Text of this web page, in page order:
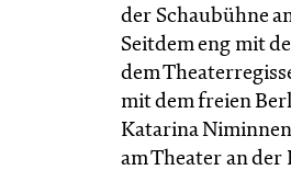
der Schaubühne
Seitdem eng mit
dem
mit dem freien
Katarina
am Theater an